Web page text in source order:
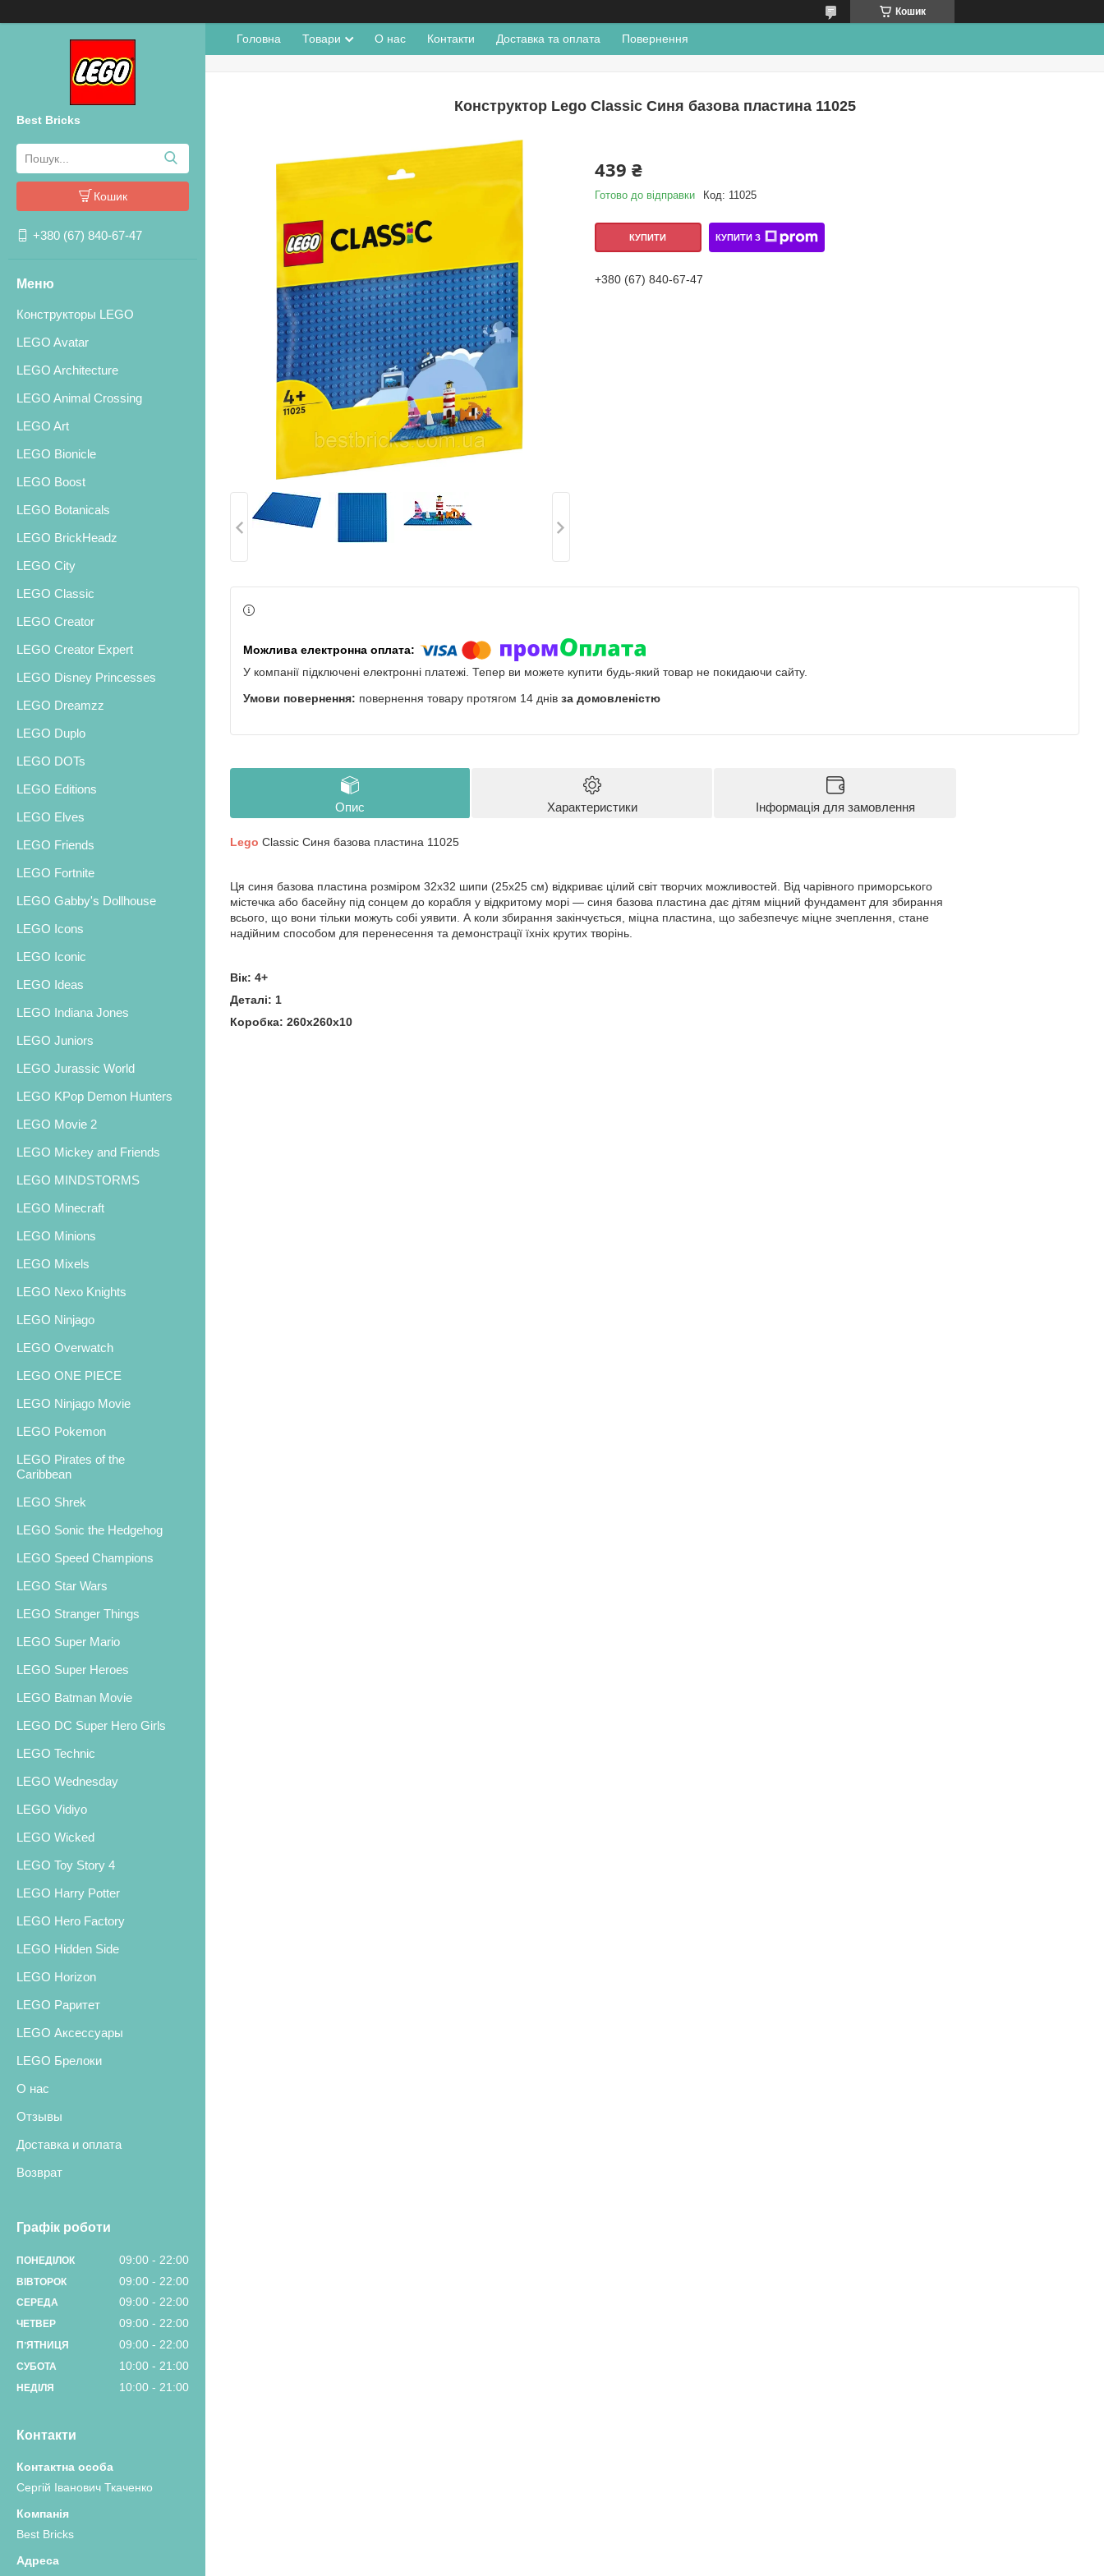
Кошик
Best Bricks
Кошик
+380 (67) 840-67-47
Конструкторы LEGO
LEGO Avatar
LEGO Architecture
LEGO Animal Crossing
LEGO Art
LEGO Bionicle
LEGO Boost
LEGO Botanicals
LEGO BrickHeadz
LEGO City
LEGO Classic
LEGO Creator
LEGO Creator Expert
LEGO Disney Princesses
LEGO Dreamzz
LEGO Duplo
LEGO DOTs
LEGO Editions
LEGO Elves
LEGO Friends
LEGO Fortnite
LEGO Gabby's Dollhouse
LEGO Icons
LEGO Iconic
LEGO Ideas
LEGO Indiana Jones
LEGO Juniors
LEGO Jurassic World
LEGO KPop Demon Hunters
LEGO Movie 2
LEGO Mickey and Friends
LEGO MINDSTORMS
LEGO Minecraft
LEGO Minions
LEGO Mixels
LEGO Nexo Knights
LEGO Ninjago
LEGO Overwatch
LEGO ONE PIECE
LEGO Ninjago Movie
LEGO Pokemon
LEGO Pirates of the
Caribbean
LEGO Shrek
LEGO Sonic the Hedgehog
LEGO Speed Champions
LEGO Star Wars
LEGO Stranger Things
LEGO Super Mario
LEGO Super Heroes
LEGO Batman Movie
LEGO DC Super Hero Girls
LEGO Technic
LEGO Wednesday
LEGO Vidiyo
LEGO Wicked
LEGO Toy Story 4
LEGO Harry Potter
LEGO Hero Factory
LEGO Hidden Side
LEGO Horizon
LEGO Раритет
LEGO Аксессуары
LEGO Брелоки
О нас
Отзывы
Доставка и оплата
Возврат
Графік роботи
ПОНЕДІЛОК 09:00 22:00
ВІВТОРОК 09:00 22:00
СЕРЕДА 09:00 22:00
ЧЕТВЕР 09:00 22:00
ПʼЯТНИЦЯ 09:00 22:00
СУБОТА 10:00 21:00
НЕДІЛЯ 10:00 21:00
Контакти
Сергій Іванович Ткаченко
Best Bricks
Головна Товари О нас Контакти Доставка та оплата Повернення
Конструктор Lego Classic Синя базова пластина 11025
439 ₴
Готово до відправки Код: 11025
КУПИТИ КУПИТИ З
+380 (67) 840-67-47
У компанії підключені електронні платежі. Тепер ви можете купити будь-який товар не покидаючи сайту.
повернення товару протягом 14 днів за домовленістю
Опис Характеристики Інформація для замовлення
Lego Classic Синя базова пластина 11025
Ця синя базова пластина розміром 32x32 шипи (25х25 см) відкриває цілий світ творчих можливостей. Від чарівного приморського
містечка або басейну під сонцем до корабля у відкритому морі — синя базова пластина дає дітям міцний фундамент для збирання
всього, що вони тільки можуть собі уявити. А коли збирання закінчується, міцна пластина, що забезпечує міцне зчеплення, стане
надійним способом для перенесення та демонстрації їхніх крутих творінь.
Вік: 4+
Деталі: 1
Коробка: 260х260х10